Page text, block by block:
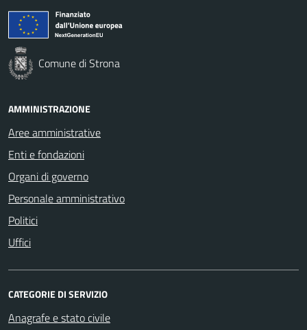
Comune di Strona
AMMINISTRAZIONE
Aree amministrative
Enti e fondazioni
Organi di governo
Personale amministrativo
Politici
Uffici
CATEGORIE DI SERVIZIO
Anagrafe e stato civile